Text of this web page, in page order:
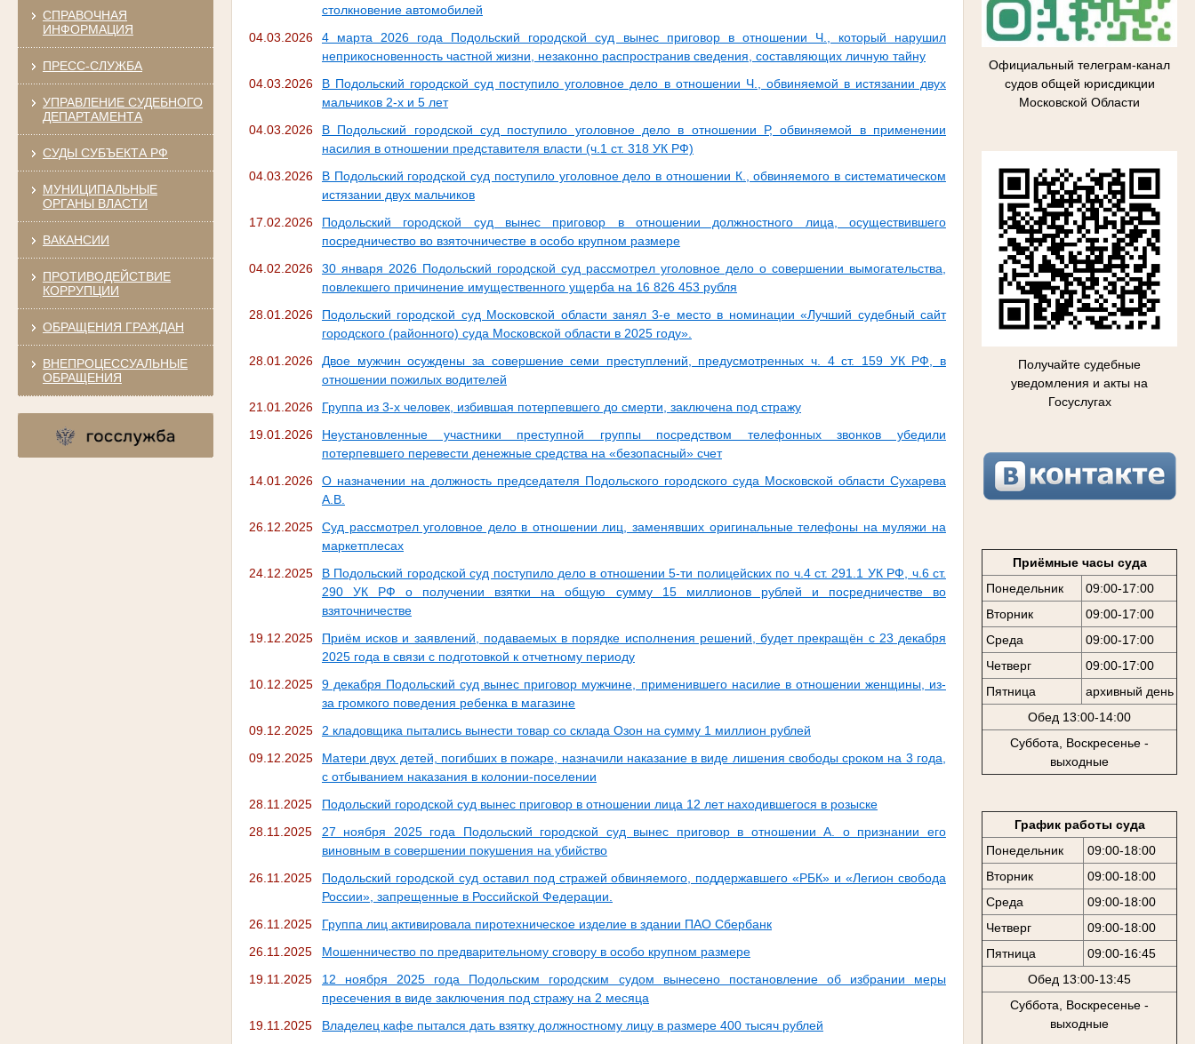
СПРАВОЧНАЯ
ИНФОРМАЦИЯ
ПРЕСС-СЛУЖБА
УПРАВЛЕНИЕ СУДЕБНОГО
ДЕПАРТАМЕНТА
СУДЫ СУБЪЕКТА РФ
МУНИЦИПАЛЬНЫЕ
ОРГАНЫ ВЛАСТИ
ВАКАНСИИ
ПРОТИВОДЕЙСТВИЕ
КОРРУПЦИИ
ОБРАЩЕНИЯ ГРАЖДАН
ВНЕПРОЦЕССУАЛЬНЫЕ
ОБРАЩЕНИЯ
Официальный телеграм-канал
судов общей юрисдикции
Московской Области
Получайте судебные
уведомления и акты на
Госуслугах
Приёмные часы суда
Понедельник
09:00-17:00
Вторник
09:00-17:00
Среда
09:00-17:00
Четверг
09:00-17:00
Пятница
архивный день
Обед 13:00-14:00
Суббота, Воскресенье -
выходные
График работы суда
Понедельник
09:00-18:00
Вторник
09:00-18:00
Среда
09:00-18:00
Четверг
09:00-18:00
Пятница
09:00-16:45
Обед 13:00-13:45
Суббота, Воскресенье -
выходные
столкновение автомобилей
04.03.2026
4 марта 2026 года Подольский городской суд вынес приговор в отношении Ч., который нарушил
неприкосновенность частной жизни, незаконно распространив сведения, составляющих личную тайну
04.03.2026
В Подольский городской суд поступило уголовное дело в отношении Ч., обвиняемой в истязании двух
мальчиков 2-х и 5 лет
04.03.2026
В Подольский городской суд поступило уголовное дело в отношении Р, обвиняемой в применении
насилия в отношении представителя власти (ч.1 ст. 318 УК РФ)
04.03.2026
В Подольский городской суд поступило уголовное дело в отношении К., обвиняемого в систематическом
истязании двух мальчиков
17.02.2026
Подольский городской суд вынес приговор в отношении должностного лица, осуществившего
посредничество во взяточничестве в особо крупном размере
04.02.2026
30 января 2026 Подольский городской суд рассмотрел уголовное дело о совершении вымогательства,
повлекшего причинение имущественного ущерба на 16 826 453 рубля
28.01.2026
Подольский городской суд Московской области занял 3-е место в номинации «Лучший судебный сайт
городского (районного) суда Московской области в 2025 году».
28.01.2026
Двое мужчин осуждены за совершение семи преступлений, предусмотренных ч. 4 ст. 159 УК РФ, в
отношении пожилых водителей
21.01.2026
Группа из 3-х человек, избившая потерпевшего до смерти, заключена под стражу
19.01.2026
Неустановленные участники преступной группы посредством телефонных звонков убедили
потерпевшего перевести денежные средства на «безопасный» счет
14.01.2026
О назначении на должность председателя Подольского городского суда Московской области Сухарева
А.В.
26.12.2025
Суд рассмотрел уголовное дело в отношении лиц, заменявших оригинальные телефоны на муляжи на
маркетплесах
24.12.2025
В Подольский городской суд поступило дело в отношении 5-ти полицейских по ч.4 ст. 291.1 УК РФ, ч.6 ст.
290 УК РФ о получении взятки на общую сумму 15 миллионов рублей и посредничестве во
взяточничестве
19.12.2025
Приём исков и заявлений, подаваемых в порядке исполнения решений, будет прекращён с 23 декабря
2025 года в связи с подготовкой к отчетному периоду
10.12.2025
9 декабря Подольский суд вынес приговор мужчине, применившего насилие в отношении женщины, из-
за громкого поведения ребенка в магазине
09.12.2025
2 кладовщика пытались вынести товар со склада Озон на сумму 1 миллион рублей
09.12.2025
Матери двух детей, погибших в пожаре, назначили наказание в виде лишения свободы сроком на 3 года,
с отбыванием наказания в колонии-поселении
28.11.2025
Подольский городской суд вынес приговор в отношении лица 12 лет находившегося в розыске
28.11.2025
27 ноября 2025 года Подольский городской суд вынес приговор в отношении А. о признании его
виновным в совершении покушения на убийство
26.11.2025
Подольский городской суд оставил под стражей обвиняемого, поддержавшего «РБК» и «Легион свобода
России», запрещенные в Российской Федерации.
26.11.2025
Группа лиц активировала пиротехническое изделие в здании ПАО Сбербанк
26.11.2025
Мошенничество по предварительному сговору в особо крупном размере
19.11.2025
12 ноября 2025 года Подольским городским судом вынесено постановление об избрании меры
пресечения в виде заключения под стражу на 2 месяца
19.11.2025
Владелец кафе пытался дать взятку должностному лицу в размере 400 тысяч рублей